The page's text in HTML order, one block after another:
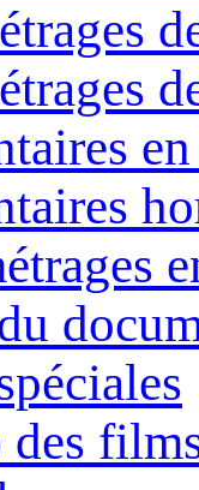
des